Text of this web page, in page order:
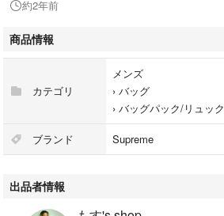
約2年前
商品情報
カテゴリ
メンズ
› バッグ
› バッグパック/リュック
ブランド Supreme
出品者情報